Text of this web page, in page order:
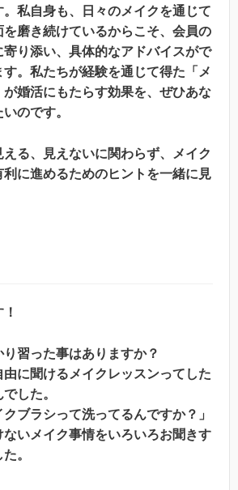
。私自身も、日々のメイクを通じて
を磨き続けているからこそ、会員の
寄り添い、具体的なアドバイスがで
す。私たちが経験を通じて得た「メ
が婚活にもたらす効果を、ぜひあな
のです。
える、見えないに関わらず、メイク
利に進めるためのヒントを一緒に見
り習った事はありますか？
に聞けるメイクレッスンってした
した。
クブラシって洗ってるんですか？」
いメイク事情をいろいろお聞きす
。